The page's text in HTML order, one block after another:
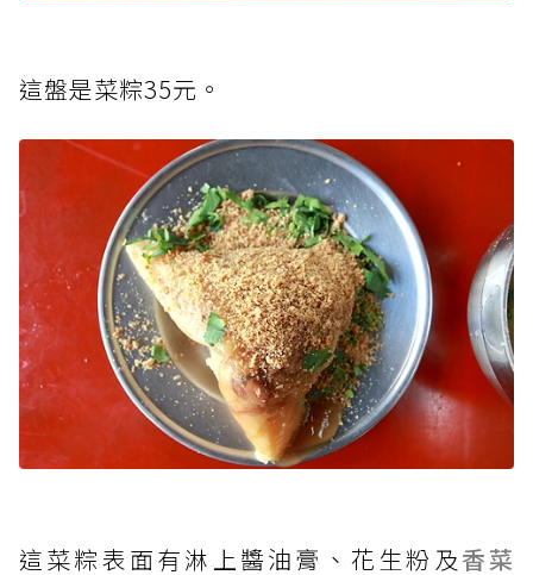
這盤是菜粽35元。
這菜粽表面有淋上醬油膏、花生粉及香菜